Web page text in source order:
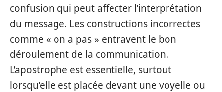
confusion qui peut affecter l’interprétation
du message. Les constructions incorrectes
comme « on a pas » entravent le bon
déroulement de la communication.
L’apostrophe est essentielle, surtout
lorsqu’elle est placée devant une voyelle ou